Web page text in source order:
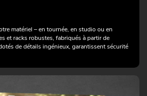
matériel – en tournée, en studio ou en
et racks robustes, fabriqués à partir de
de détails ingénieux, garantissent sécurité